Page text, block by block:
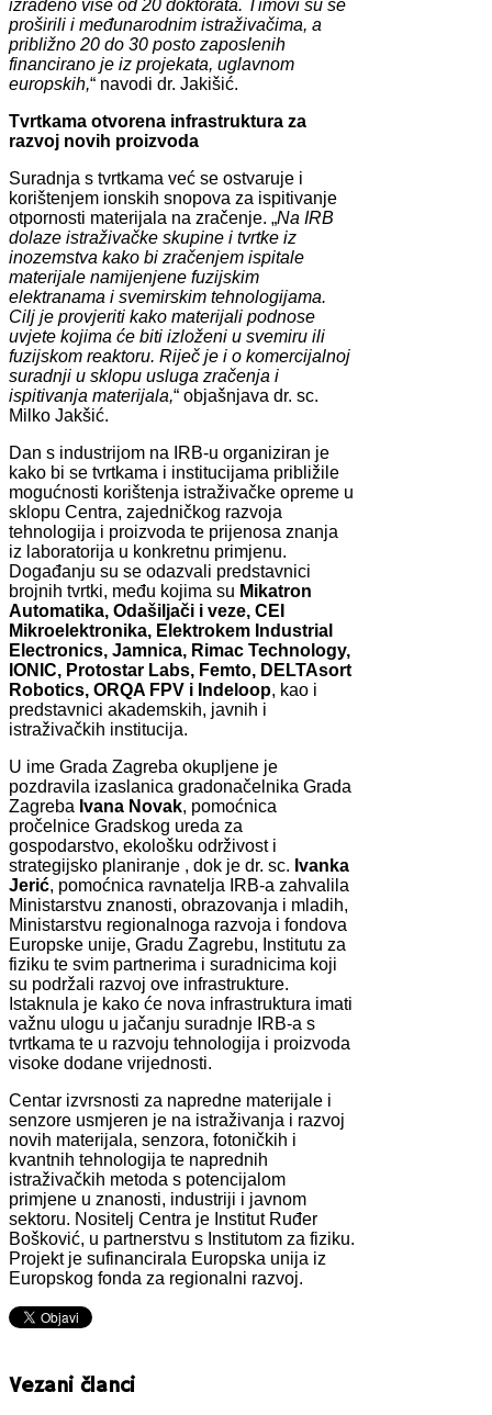
izrađeno više od 20 doktorata. Timovi su se
proširili i međunarodnim istraživačima, a
približno 20 do 30 posto zaposlenih
financirano je iz projekata, uglavnom
europskih,“ navodi dr. Jakišić.
Tvrtkama otvorena infrastruktura za
razvoj novih proizvoda
Suradnja s tvrtkama već se ostvaruje i
korištenjem ionskih snopova za ispitivanje
otpornosti materijala na zračenje. „Na IRB
dolaze istraživačke skupine i tvrtke iz
inozemstva kako bi zračenjem ispitale
materijale namijenjene fuzijskim
elektranama i svemirskim tehnologijama.
Cilj je provjeriti kako materijali podnose
uvjete kojima će biti izloženi u svemiru ili
fuzijskom reaktoru. Riječ je i o komercijalnoj
suradnji u sklopu usluga zračenja i
ispitivanja materijala,“ objašnjava dr. sc.
Milko Jakšić.
Dan s industrijom na IRB-u organiziran je
kako bi se tvrtkama i institucijama približile
mogućnosti korištenja istraživačke opreme u
sklopu Centra, zajedničkog razvoja
tehnologija i proizvoda te prijenosa znanja
iz laboratorija u konkretnu primjenu.
Događanju su se odazvali predstavnici
brojnih tvrtki, među kojima su Mikatron
Automatika, Odašiljači i veze, CEI
Mikroelektronika, Elektrokem Industrial
Electronics, Jamnica, Rimac Technology,
IONIC, Protostar Labs, Femto, DELTAsort
Robotics, ORQA FPV i Indeloop, kao i
predstavnici akademskih, javnih i
istraživačkih institucija.
U ime Grada Zagreba okupljene je
pozdravila izaslanica gradonačelnika Grada
Zagreba Ivana Novak, pomoćnica
pročelnice Gradskog ureda za
gospodarstvo, ekološku održivost i
strategijsko planiranje , dok je dr. sc. Ivanka
Jerić, pomoćnica ravnatelja IRB-a zahvalila
Ministarstvu znanosti, obrazovanja i mladih,
Ministarstvu regionalnoga razvoja i fondova
Europske unije, Gradu Zagrebu, Institutu za
fiziku te svim partnerima i suradnicima koji
su podržali razvoj ove infrastrukture.
Istaknula je kako će nova infrastruktura imati
važnu ulogu u jačanju suradnje IRB-a s
tvrtkama te u razvoju tehnologija i proizvoda
visoke dodane vrijednosti.
Centar izvrsnosti za napredne materijale i
senzore usmjeren je na istraživanja i razvoj
novih materijala, senzora, fotoničkih i
kvantnih tehnologija te naprednih
istraživačkih metoda s potencijalom
primjene u znanosti, industriji i javnom
sektoru. Nositelj Centra je Institut Ruđer
Bošković, u partnerstvu s Institutom za fiziku.
Projekt je sufinancirala Europska unija iz
Europskog fonda za regionalni razvoj.
Vezani članci